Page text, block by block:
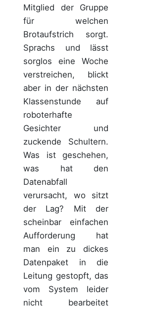
Mitglied der Gruppe
für welchen
Brotaufstrich sorgt.
Sprachs und lässt
sorglos eine Woche
verstreichen, blickt
aber in der nächsten
Klassenstunde auf
roboterhafte
Gesichter und
zuckende Schultern.
Was ist geschehen,
was hat den
Datenabfall
verursacht, wo sitzt
der Lag? Mit der
scheinbar einfachen
Aufforderung hat
man ein zu dickes
Datenpaket in die
Leitung gestopft, das
vom System leider
nicht bearbeitet